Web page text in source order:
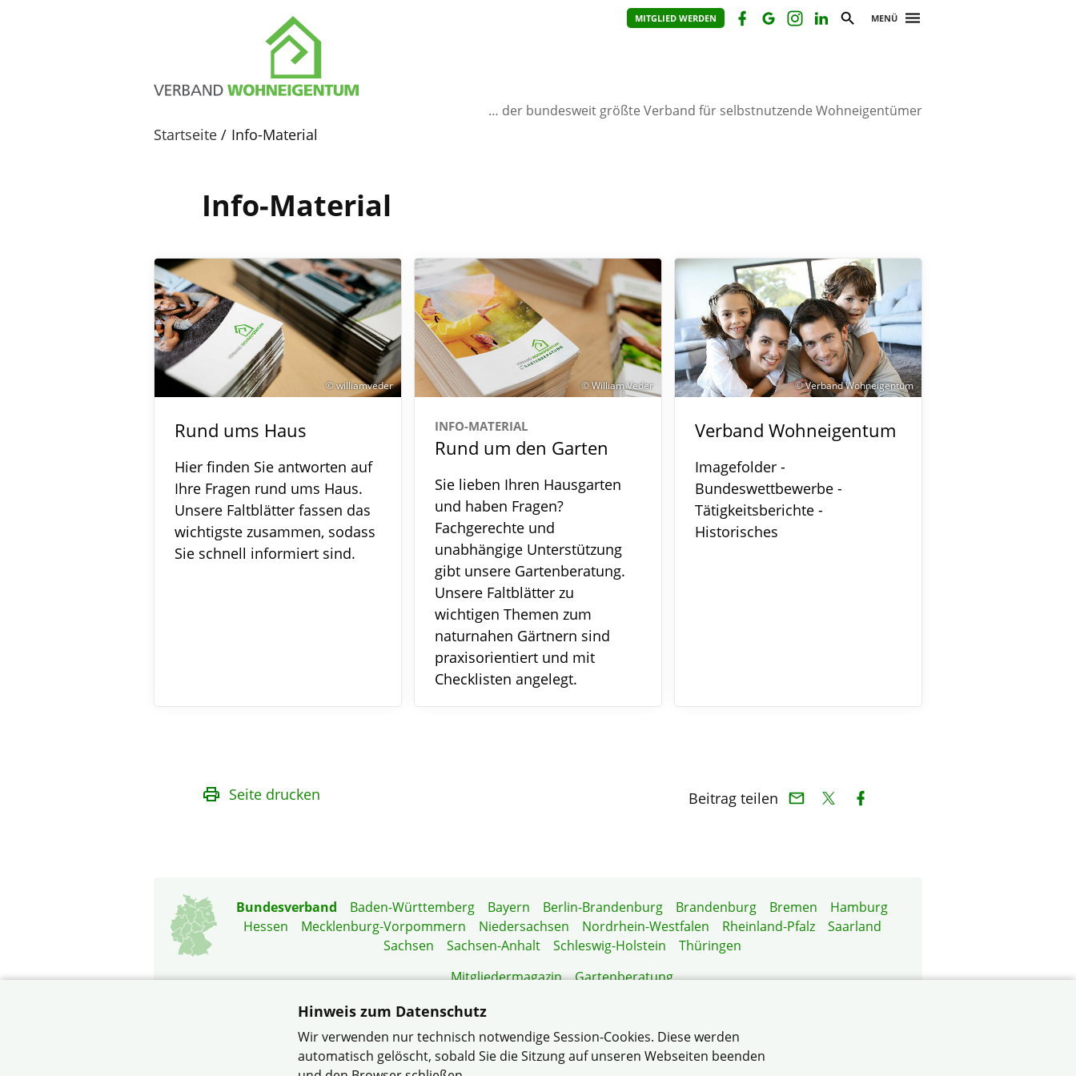
MITGLIED WERDEN MENÜ
… der bundesweit größte Verband für selbstnutzende Wohneigentümer
Startseite Info-Material
Info-Material
© williamveder
Rund ums Haus
Hier finden Sie antworten auf
Ihre Fragen rund ums Haus.
Unsere Faltblätter fassen das
wichtigste zusammen, sodass
Sie schnell informiert sind.
© William Veder
INFO-MATERIAL
Rund um den Garten
Sie lieben Ihren Hausgarten
und haben Fragen?
Fachgerechte und
unabhängige Unterstützung
gibt unsere Gartenberatung.
Unsere Faltblätter zu
wichtigen Themen zum
naturnahen Gärtnern sind
praxisorientiert und mit
Checklisten angelegt.
© Verband Wohneigentum
Verband Wohneigentum
Imagefolder -
Bundeswettbewerbe -
Tätigkeitsberichte -
Historisches
Seite drucken Beitrag teilen
Bundesverband Baden-Württemberg Bayern Berlin-Brandenburg Brandenburg Bremen
Hamburg
Hessen
Mecklenburg-Vorpommern Niedersachsen Nordrhein-Westfalen Rheinland-Pfalz
Saarland
Sachsen
Sachsen-Anhalt Schleswig-Holstein
Thüringen
Mitgliedermagazin
Gartenberatung
© Verband Wohneigentum e.V. |Datenschutzerklärung– … der bundesweit größte Verband für selbstnutzende
Hinweis zum Datenschutz
Wir verwenden nur technisch notwendige Session-Cookies. Diese werden
automatisch gelöscht, sobald Sie die Sitzung auf unseren Webseiten beenden